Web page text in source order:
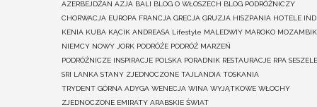
AZERBEJDŻAN AZJA BALI BLOG O WŁOSZECH BLOG PODRÓŻNICZY
CHORWACJA EUROPA FRANCJA GRECJA GRUZJA HISZPANIA HOTELE
KENIA KUBA KĄCIK ANDREASA Lifestyle MALEDWIY MAROKO MOZAMBIK
NIEMCY NOWY JORK PODRÓŻE PODRÓŻ MARZEŃ
PODRÓŻNICZE INSPIRACJE POLSKA PORADNIK RESTAURACJE RPA SESZELE
SRI LANKA STANY ZJEDNOCZONE TAJLANDIA TOSKANIA
TRYDENT GÓRNA ADYGA WENECJA WINA WYJĄTKOWE WŁOCHY
ZJEDNOCZONE EMIRATY ARABSKIE ŚWIAT